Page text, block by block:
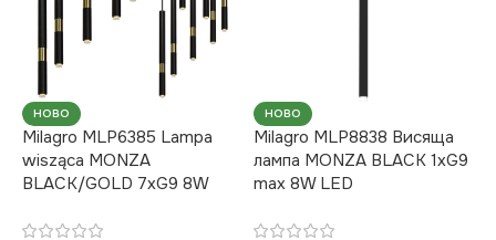
НОВО
Milagro MLP6385 Lampa
wisząca MONZA
BLACK/GOLD 7xG9 8W
НОВО
Milagro MLP8838 Висяща
лампа MONZA BLACK 1xG9
max 8W LED